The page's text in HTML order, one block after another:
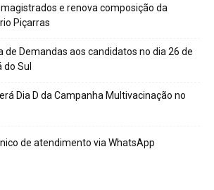
e renova composição da
Piçarras
de Demandas aos candidatos no dia 26 de
Sul
Dia D da Campanha Multivacinação no
de atendimento via WhatsApp